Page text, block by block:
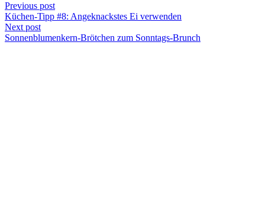
Previous post
Küchen-Tipp #8: Angeknackstes Ei verwenden
Next post
Sonnenblumenkern-Brötchen zum Sonntags-Brunch